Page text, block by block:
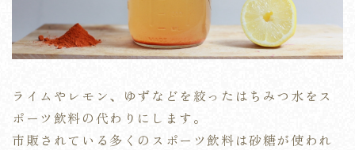
ライムやレモン、ゆずなどを絞ったはちみつ水をス
ポーツ飲料の代わりにします。
市販されている多くのスポーツ飲料は砂糖が使われ